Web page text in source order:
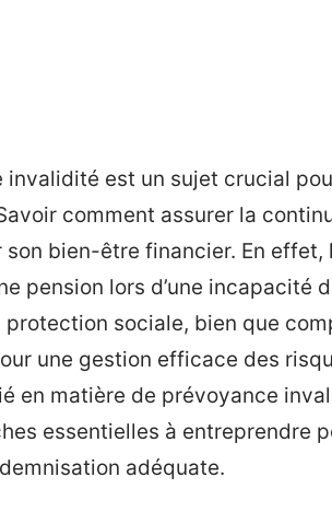
invalidité est un sujet crucial
comment assurer la
son bien-être financier. En
pension lors d’une incapacité
protection sociale, bien que
une gestion efficace des
en matière de prévoyance
essentielles à entreprendre
adéquate.